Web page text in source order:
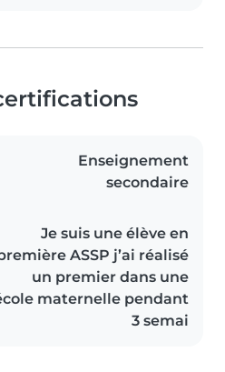
Enseignement
secondaire
Je suis une élève en
ASSP j’ai réalisé
un premier dans une
maternelle pendant
3 semai